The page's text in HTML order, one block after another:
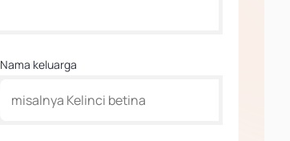
Nama keluarga